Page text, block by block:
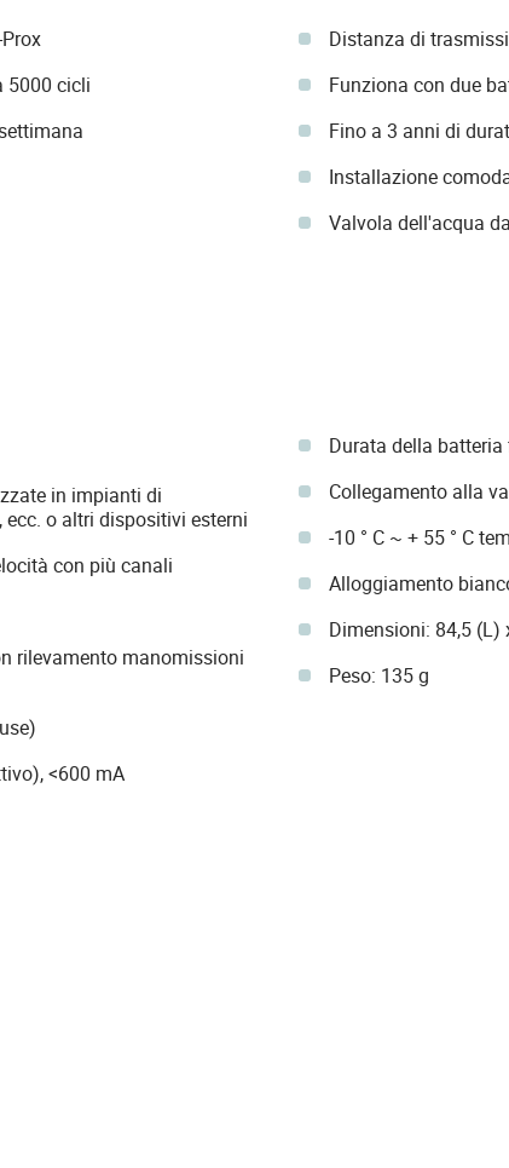
5000 cicli
Distanza di
Funziona con due
Fino a 3 anni di
Installazione
Valvola dell'acqua
in impianti di
o altri dispositivi esterni
con più canali
rilevamento manomissioni
<600 mA
Durata della
Collegamento alla
-10 ° C ~ + 55 ° C
Alloggiamento
Dimensioni: 84,5 (L)
Peso: 135 g